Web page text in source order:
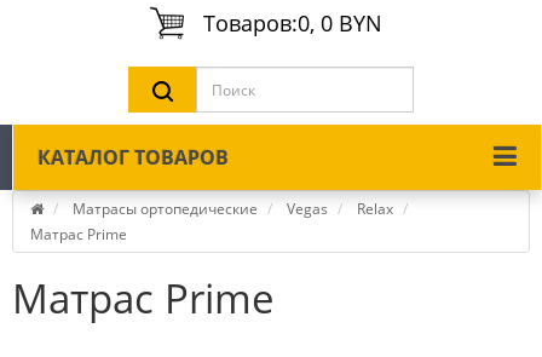
Tоваров:0, 0 BYN
КАТАЛОГ ТОВАРОВ
Матрасы ортопедические Vegas
Relax
Матрас Prime
Матрас Prime